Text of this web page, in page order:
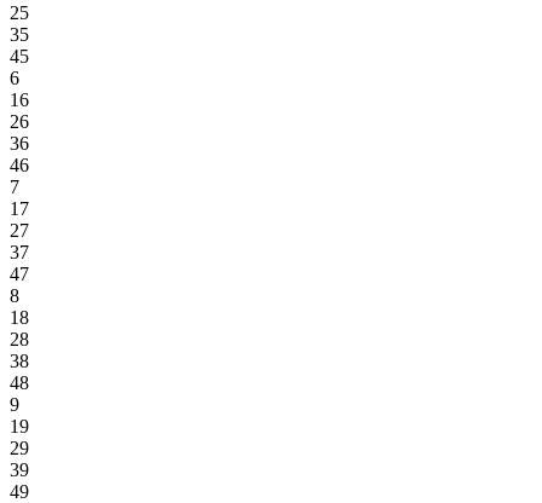
25
35
45
6
16
26
36
46
7
17
27
37
47
8
18
28
38
48
9
19
29
39
49